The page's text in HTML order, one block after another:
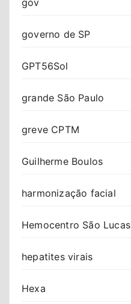
governo de SP
GPT56Sol
grande São Paulo
greve CPTM
Guilherme Boulos
harmonização facial
Hemocentro São Lucas
hepatites virais
Hexa